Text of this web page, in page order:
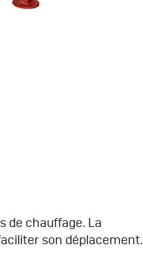
de chauffage. La
son déplacement.